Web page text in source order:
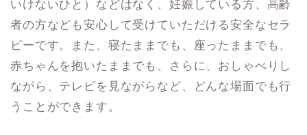
いけないひと）などはなく、妊娠している方、高齢
者の方なども安心して受けていただける安全なセラ
ピーです。また、寝たままでも、座ったままでも、
赤ちゃんを抱いたままでも、さらに、おしゃべりし
ながら、テレビを見ながらなど、どんな場面でも行
うことができます。